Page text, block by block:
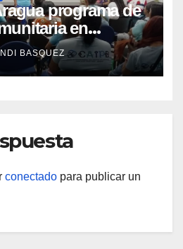
programa de
en
con
BASQUEZ
conectado para publicar un